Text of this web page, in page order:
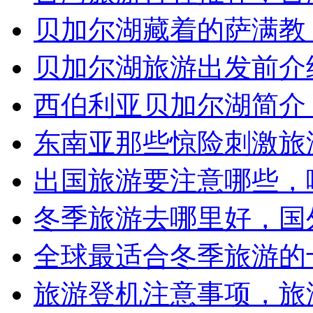
仙本娜如何预订酒店潜
加拉帕戈斯群岛旅游
台湾旅游行程推荐，
贝加尔湖藏着的萨满
贝加尔湖旅游出发前
西伯利亚贝加尔湖简
东南亚那些惊险刺激
出国旅游要注意哪些